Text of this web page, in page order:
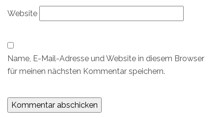
Website
Name, E-Mail-Adresse und Website in diesem Browser
für meinen nächsten Kommentar speichern.